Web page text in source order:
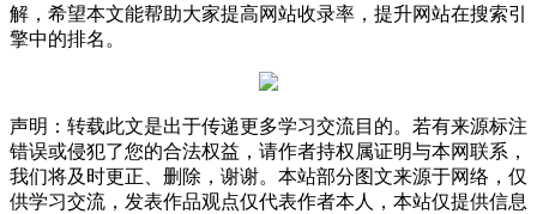
解，希望本文能帮助大家提高网站收录率，提升网站在搜索引
擎中的排名。
声明：转载此文是出于传递更多学习交流目的。若有来源标注
错误或侵犯了您的合法权益，请作者持权属证明与本网联系，
我们将及时更正、删除，谢谢。本站部分图文来源于网络，仅
供学习交流，发表作品观点仅代表作者本人，本站仅提供信息